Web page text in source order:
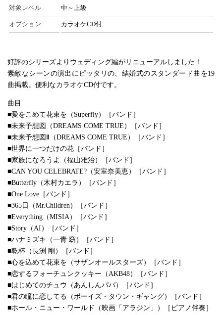
対象レベル 中～上級
オプション カラオケCD付
好評のシリーズよりウェディング編がリニューアルしました！
素敵なシーンの演出にピッタリの、結婚式のスタンダード曲を19
曲掲載。便利なカラオケCD付です。
曲目
■愛をこめて花束を（Superfly）［バンド］
■未来予想図（DREAMS COME TRUE）［バンド］
■未来予想図Ⅱ（DREAMS COME TRUE）［バンド］
■世界に一つだけの花［バンド］
■家族になろうよ（福山雅治）［バンド］
■CAN YOU CELEBRATE?（安室奈美恵）［バンド］
■Butterfly（木村カエラ）［バンド］
■One Love［バンド］
■365日（Mr.Children）［バンド］
■Everything（MISIA）［バンド］
■Story（AI）［バンド］
■ハナミズキ（一青 窈）［バンド］
■乾杯（長渕 剛）［バンド］
■心を込めて花束を（サザンオールスターズ）［バンド］
■恋するフォーチュンクッキー（AKB48）［バンド］
■はじめてのチュウ（あんしんパパ）［バンド］
■君の瞳に恋してる（ボーイズ・タウン・ギャング）［バンド］
■ホール・ニュー・ワールド（映画「アラジン」）［ピアノ伴奏］